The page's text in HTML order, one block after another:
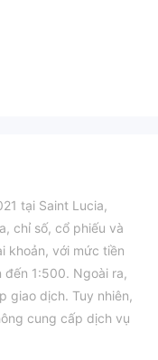
tại Saint Lucia,
chỉ số, cổ phiếu và
khoản, với mức tiền
1:500. Ngoài ra,
giao dịch. Tuy nhiên,
cung cấp dịch vụ